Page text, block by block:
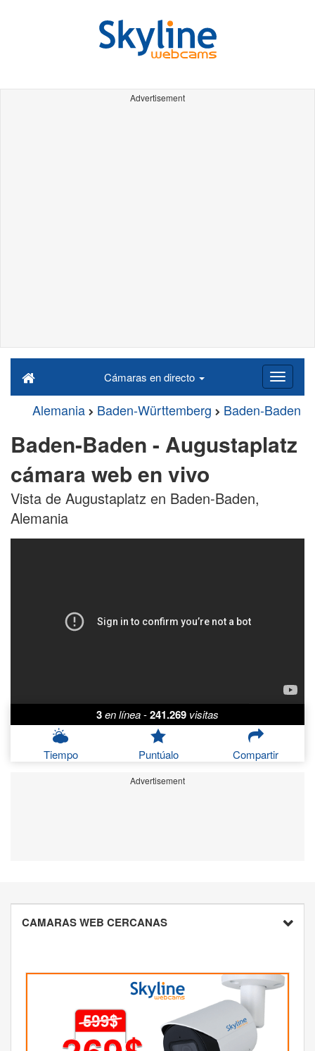
Advertisement
Cámaras en directo
Alemania Baden-Württemberg Baden-Baden
Baden-Baden - Augustaplatz
cámara web en vivo
Vista de Augustaplatz en Baden-Baden,
Alemania
3en línea-241.269 visitas
Tiempo Puntúalo Compartir
Advertisement
CAMARAS WEB CERCANAS